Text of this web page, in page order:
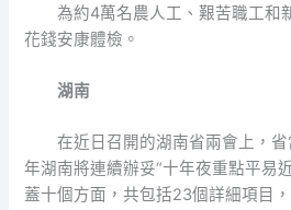
為約4萬名農人工、艱苦職工和
花錢安康體檢。
湖南
在近日召開的湖南省兩會上，
年湖南將連續辦妥“十年夜重點平易
蓋十個方面，共包括23個詳細項目